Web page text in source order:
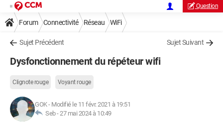
Question
Forum Connectivité Réseau WiFi
Sujet Précédent Sujet Suivant
Dysfonctionnement du répéteur wifi
Clignote rouge Voyant rouge
GOK- Modifié le 11 févr. 2021 à 19:51
Seb -27 mai 2024 à 10:49